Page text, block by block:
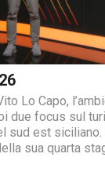
Lo Capo,
due focus sul
sud est siciliano.
sua quarta